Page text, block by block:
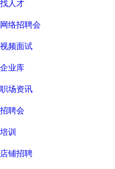
找人才
网络招聘会
视频面试
企业库
职场资讯
招聘会
培训
店铺招聘